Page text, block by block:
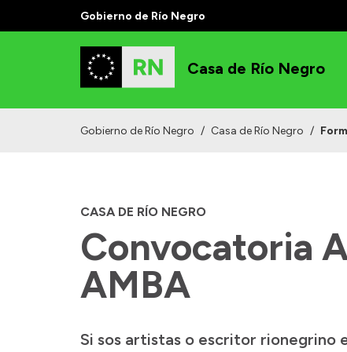
Gobierno de Río Negro
Casa de Río Negro
Gobierno de Río Negro / Casa de Río Negro /
CASA DE RÍO NEGRO
Convocatoria
AMBA
Si sos artistas o escritor rionegrino